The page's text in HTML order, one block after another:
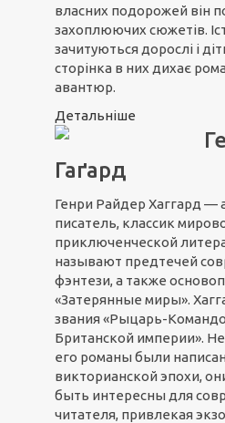
власних подорожей він
захоплюючих сюжетів.
зачитуються дорослі і
сторінка в них дихає
авантюр.
Детальніше
Гаґард
Генри Райдер Хаггард —
писатель, классик
приключенческой
называют предтечей
фэнтези, а также
«Затерянные миры».
звания «Рыцарь-
Британской империи».
его романы были
викторианской эпохи,
быть интересны для
читателя, привлекая